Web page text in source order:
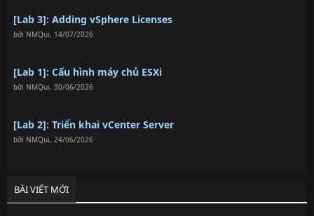
[Lab 3]: Adding vSphere Licenses
bởi NMQui, 14/07/2026
[Lab 1]: Cấu hình máy chủ ESXi
bởi NMQui, 30/06/2026
[Lab 2]: Triển khai vCenter Server
bởi NMQui, 24/06/2026
BÀI VIẾT MỚI